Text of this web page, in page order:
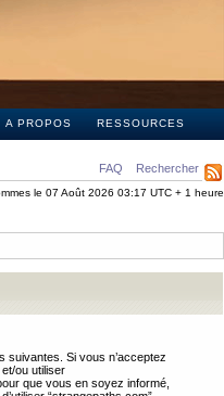
A PROPOS RESSOURCES
FAQ Rechercher
le 07 Août 2026 03:17 UTC + 1 heure
suivantes. Si vous n’acceptez
ou utiliser
que vous en soyez informé,